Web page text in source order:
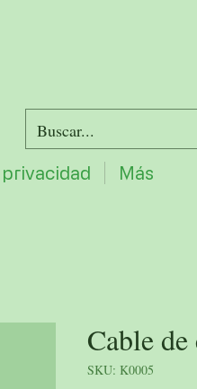
Más
Cable
SKU: K0005